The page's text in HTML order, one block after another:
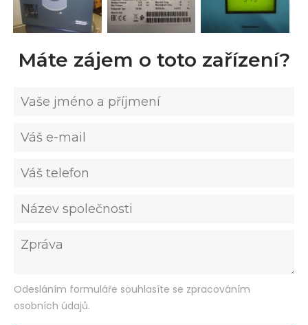
Máte zájem o toto zařízení?
Odesláním formuláře souhlasíte se zpracováním
osobních údajů.